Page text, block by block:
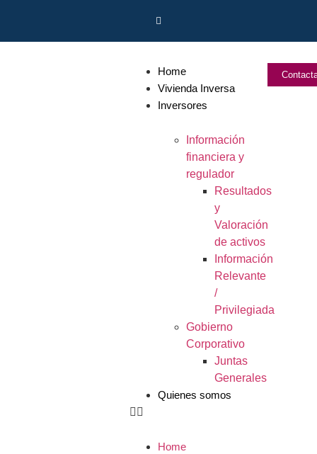
Home
Vivienda Inversa
Inversores
Información
financiera y
regulador
Resultados
y
Valoración
de activos
Información
Relevante
/
Privilegiada
Gobierno
Corporativo
Juntas
Generales
Quienes somos
Home